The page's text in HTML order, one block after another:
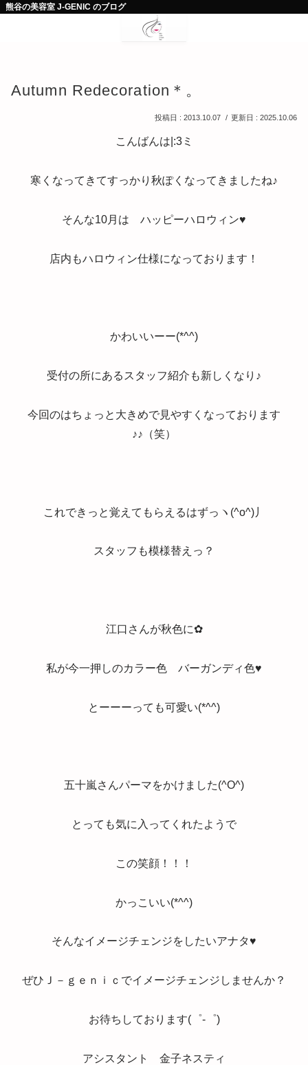
熊谷の美容室 J-GENIC のブログ
Autumn Redecoration＊。
2013.10.07 2025.10.06
こんばんは|:3ミ
寒くなってきてすっかり秋ぽくなってきましたね♪
そんな10月は ハッピーハロウィン♥
店内もハロウィン仕様になっております！
かわいいーー(*^^)
受付の所にあるスタッフ紹介も新しくなり♪
今回のはちょっと大きめで見やすくなっております
♪♪（笑）
これできっと覚えてもらえるはずっヽ(^o^)丿
スタッフも模様替えっ？
江口さんが秋色に✿
私が今一押しのカラー色 バーガンディ色♥
とーーーっても可愛い(*^^)
五十嵐さんパーマをかけました(^O^)
とっても気に入ってくれたようで
この笑顔！！！
かっこいい(*^^)
そんなイメージチェンジをしたいアナタ♥
ぜひＪ－ｇｅｎｉｃでイメージチェンジしませんか？
お待ちしております(゜-゜)
アシスタント 金子ネスティ